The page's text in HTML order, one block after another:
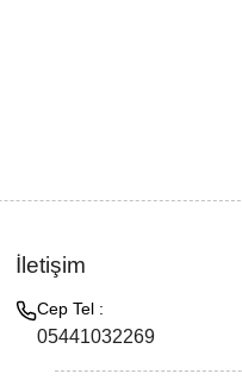
İletişim
Cep Tel :
05441032269